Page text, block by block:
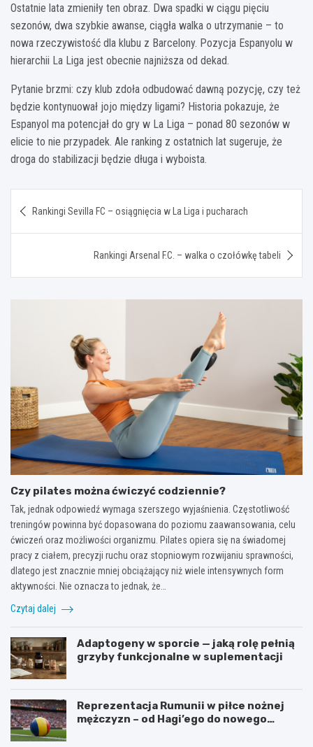
Ostatnie lata zmieniły ten obraz. Dwa spadki w ciągu pięciu
sezonów, dwa szybkie awanse, ciągła walka o utrzymanie – to
nowa rzeczywistość dla klubu z Barcelony. Pozycja Espanyolu w
hierarchii La Liga jest obecnie najniższa od dekad.
Pytanie brzmi: czy klub zdoła odbudować dawną pozycję, czy też
będzie kontynuował jojo między ligami? Historia pokazuje, że
Espanyol ma potencjał do gry w La Liga – ponad 80 sezonów w
elicie to nie przypadek. Ale ranking z ostatnich lat sugeruje, że
droga do stabilizacji będzie długa i wyboista.
wpisu
Rankingi Sevilla FC – osiągnięcia w La Liga i pucharach
Rankingi Arsenal F.C. – walka o czołówkę tabeli
Czy pilates można ćwiczyć codziennie?
Tak, jednak odpowiedź wymaga szerszego wyjaśnienia. Częstotliwość
treningów powinna być dopasowana do poziomu zaawansowania, celu
ćwiczeń oraz możliwości organizmu. Pilates opiera się na świadomej
pracy z ciałem, precyzji ruchu oraz stopniowym rozwijaniu sprawności,
dlatego jest znacznie mniej obciążający niż wiele intensywnych form
aktywności. Nie oznacza to jednak, że…
Czytaj dalej
Adaptogeny w sporcie — jaką rolę pełnią
grzyby funkcjonalne w suplementacji
Reprezentacja Rumunii w piłce nożnej
mężczyzn – od Hagi’ego do nowego